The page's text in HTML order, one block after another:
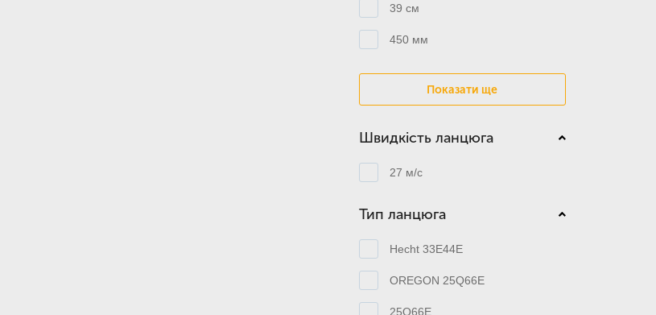
39 см
450 мм
Показати ще
Швидкість ланцюга
27 м/с
Тип ланцюга
Hecht 33E44E
OREGON 25Q66E
25Q66E